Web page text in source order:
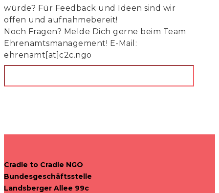
würde? Für Feedback und Ideen sind wir
offen und aufnahmebereit!
Noch Fragen? Melde Dich gerne beim Team
Ehrenamtsmanagement! E-Mail:
ehrenamt[at]c2c.ngo
Cradle to Cradle NGO
Bundesgeschäftsstelle
Landsberger Allee 99c